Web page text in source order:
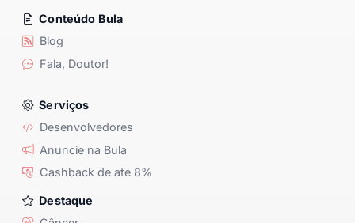
Conteúdo Bula
Blog
Fala, Doutor!
Serviços
Desenvolvedores
Anuncie na Bula
Cashback de até 8%
Destaque